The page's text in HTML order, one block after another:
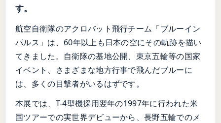
す。
航空自衛隊のアクロバット飛行チーム「ブルーイン
パルス」は、60年以上も日本の空にその軌跡を描い
てきました。自衛隊の基地公開、東京五輪等の国家
イベント、さまざまな地方行事で飛んだブルーに
は、多くの目撃者がいるはずです。
本展では、T-4型機採用翌年の1997年に行われた米
国ツアーでの実世界デビューから、長野五輪でのメ